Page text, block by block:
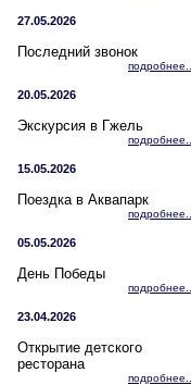
27.05.2026
Последний звонок
подробнее...
20.05.2026
Экскурсия в Гжель
подробнее...
15.05.2026
Поездка в Аквапарк
подробнее...
05.05.2026
День Победы
подробнее...
23.04.2026
Открытие детского
ресторана
подробнее...